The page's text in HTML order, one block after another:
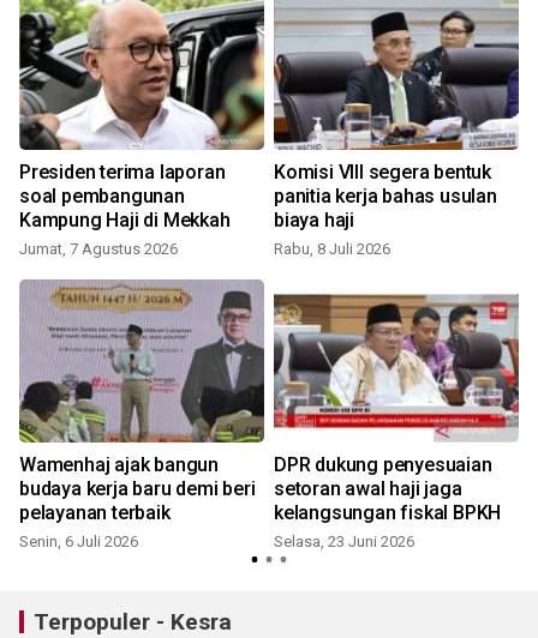
Presiden terima laporan
soal pembangunan
Kampung Haji di Mekkah
Jumat, 7 Agustus 2026
Komisi VIII segera bentuk
panitia kerja bahas usulan
biaya haji
Rabu, 8 Juli 2026
Wamenhaj ajak bangun
budaya kerja baru demi beri
pelayanan terbaik
Senin, 6 Juli 2026
DPR dukung penyesuaian
setoran awal haji jaga
kelangsungan fiskal BPKH
Selasa, 23 Juni 2026
Terpopuler - Kesra